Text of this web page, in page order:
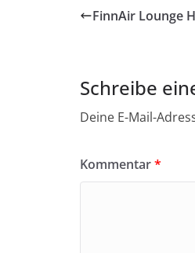
FinnAir Lounge
Schreibe
Deine E-Mail-
Kommentar*